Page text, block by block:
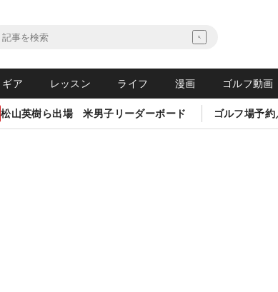
ギア レッスン ライフ 漫画 ゴルフ動画
松山英樹ら出場 米男子リーダーボード ゴルフ場予